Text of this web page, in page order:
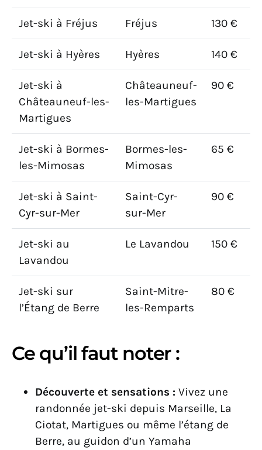
Jet-ski à Fréjus Fréjus 130 €
Jet-ski à Hyères Hyères 140 €
Jet-ski à
Châteauneuf-les-
Martigues
Châteauneuf-
les-Martigues
90 €
Jet-ski à Bormes-
les-Mimosas
Bormes-les-
Mimosas
65 €
Jet-ski à Saint-
Cyr-sur-Mer
Saint-Cyr-
sur-Mer
90 €
Jet-ski au
Lavandou
Le Lavandou 150 €
Jet-ski sur
l’Étang de Berre
Saint-Mitre-
les-Remparts
80 €
Ce qu’il faut noter :
Découverte et sensations : Vivez une
randonnée jet-ski depuis Marseille, La
Ciotat, Martigues ou même l’étang de
Berre, au guidon d’un Yamaha